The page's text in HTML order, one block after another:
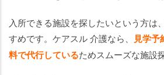
入所できる施設を探したいという方は
すめです。ケアスル 介護なら、 見学予
料で代行しているためスムーズな施設